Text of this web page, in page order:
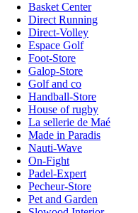
Basket Center
Direct Running
Direct-Volley
Espace Golf
Foot-Store
Galop-Store
Golf and co
Handball-Store
House of rugby
La sellerie de Maé
Made in Paradis
Nauti-Wave
On-Fight
Padel-Expert
Pecheur-Store
Pet and Garden